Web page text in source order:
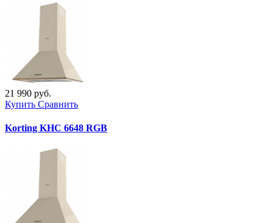
21 990 руб.
Купить Сравнить
Korting KHC 6648 RGB